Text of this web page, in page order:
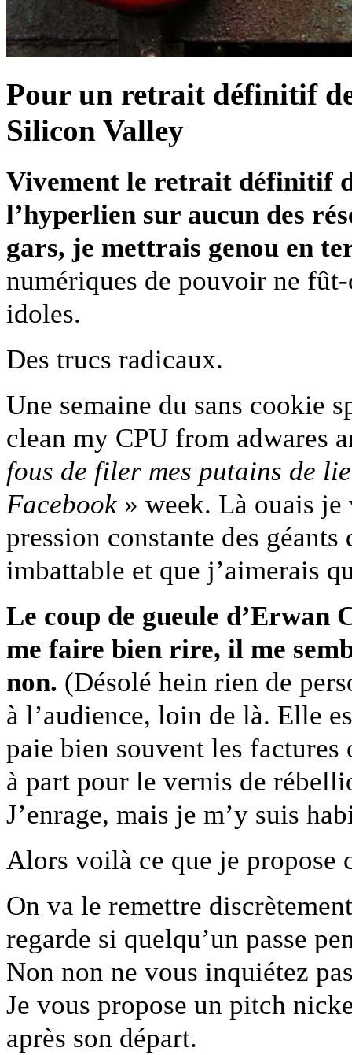
Pour un retrait définitif
Silicon Valley
Vivement le retrait définitif
l’hyperlien sur aucun des
gars, je mettrais genou en
numériques de pouvoir ne
idoles.
Des trucs radicaux.
Une semaine du sans cookie
clean my CPU from adwares
fous de filer mes putains de
Facebook » week. Là ouais
pression constante des
imbattable et que j’aimerais
Le coup de gueule
me faire bien rire, il me
non. (Désolé hein rien de
à l’audience, loin de là. Elle
paie bien souvent les
à part pour le vernis de
J’enrage, mais je m’y suis
Alors voilà ce que je propose
On va le remettre
regarde si quelqu’un passe
Non non ne vous inquiétez
Je vous propose un pitch
après son départ.